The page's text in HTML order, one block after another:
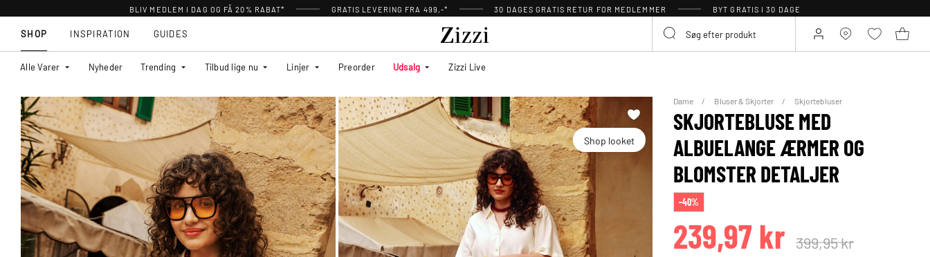
BLIV MEDLEM I DAG OG FÅ 20% RABAT* GRATIS LEVERING FRA 499,-* 30 DAGES GRATIS RETUR FOR MEDLEMMER BYT GRATIS I 30 DAGE
SHOP
Alle Varer Nyheder Trending Tilbud lige nu Linjer Preorder Udsalg Zizzi Live
INSPIRATION GUIDES
Shop looket
Dame Bluser & Skjorter Skjortebluser
SKJORTEBLUSE MED
ALBUELANGE ÆRMER OG
BLOMSTER DETALJER
-40%
239,97 kr 399,95 kr